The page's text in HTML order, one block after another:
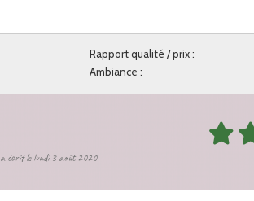
Rapport qualité / prix :
Ambiance :
a écrit le lundi 3 août 2020